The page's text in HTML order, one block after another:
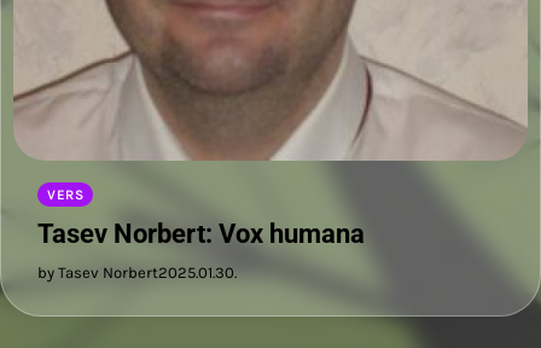
VERS
Tasev Norbert: Vox humana
by Tasev Norbert2025.01.30.